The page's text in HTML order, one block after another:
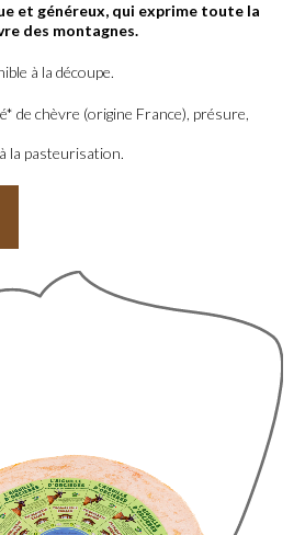
et généreux, qui exprime toute la
des montagnes.
à la découpe.
de chèvre (origine France), présure,
la pasteurisation.